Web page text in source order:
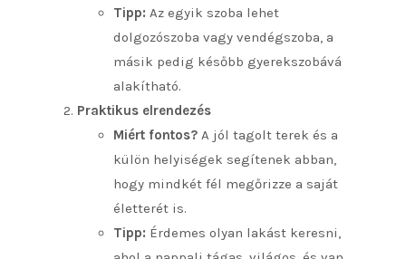
Tipp: Az egyik szoba lehet
dolgozószoba vagy vendégszoba, a
másik pedig később gyerekszobává
alakítható.
Praktikus elrendezés
Miért fontos? A jól tagolt terek és a
külön helyiségek segítenek abban,
hogy mindkét fél megőrizze a saját
életterét is.
Tipp: Érdemes olyan lakást keresni,